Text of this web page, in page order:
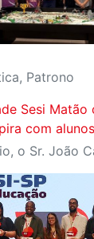
Patrono
Sesi
com